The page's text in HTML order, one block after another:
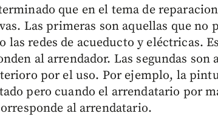
que en el tema de
Las primeras son aquellas que no
redes de acueducto y eléctricas.
al arrendador. Las segundas son
por el uso. Por ejemplo, la
pero cuando el arrendatario por
al arrendatario.